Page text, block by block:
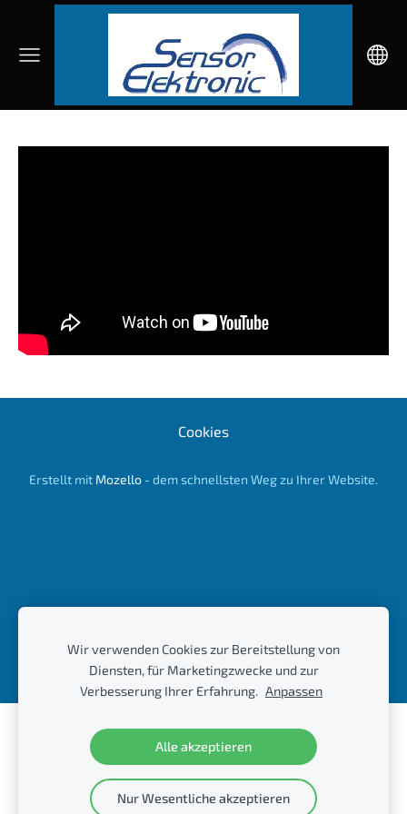
Cookies
Erstellt mit Mozello - dem schnellsten Weg zu Ihrer Website.
Erstellen Sie Ihre Website oder Ihren Online-
Shop mit Mozello.
Schnell, einfach, ohne Programmieraufwand.
Wir verwenden Cookies zur Bereitstellung von
Diensten, für Marketingzwecke und zur
Verbesserung Ihrer Erfahrung. Anpassen
Alle akzeptieren
Nur Wesentliche akzeptieren